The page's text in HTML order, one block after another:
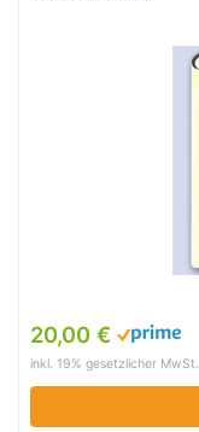
20,00 €
inkl. 19% gesetzlicher MwSt.